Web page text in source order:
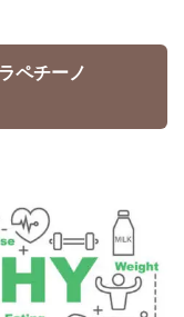
ペチーノ